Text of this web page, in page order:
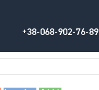
+38-068-902-76-89